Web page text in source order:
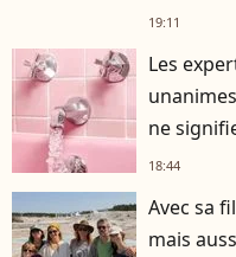
19:11
Les
ne
18:44
Avec sa
mais